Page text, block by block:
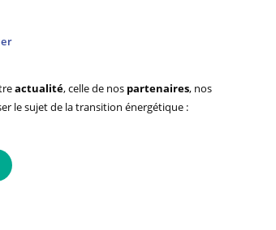
actualité, celle de nos partenaires, nos
le sujet de la transition énergétique :